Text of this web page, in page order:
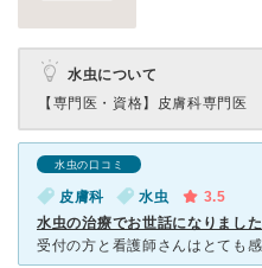
水虫について
【専門医・資格】 皮膚科専門医
水虫の口コミ
皮膚科 水虫
3.5
水虫の治療でお世話になりました